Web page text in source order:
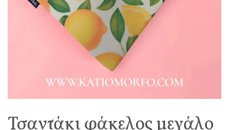
Τσαντάκι φάκελος μεγάλο